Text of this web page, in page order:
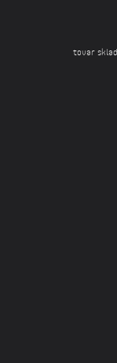
tovar